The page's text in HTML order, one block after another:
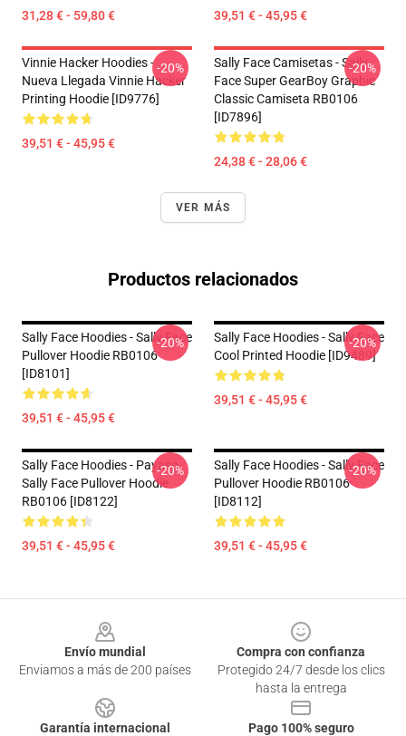
31,28 € - 59,80 € 39,51 € - 45,95 €
Vinnie Hacker Hoodies -
Nueva Llegada Vinnie Hacker
Printing Hoodie [ID9776]
39,51 € - 45,95 €
-20%
Sally Face Camisetas - Sally
Face Super GearBoy Graphic
Classic Camiseta RB0106
[ID7896]
24,38 € - 28,06 €
-20%
VER MÁS
Productos relacionados
Sally Face Hoodies - Sally Face
Pullover Hoodie RB0106
[ID8101]
39,51 € - 45,95 €
-20%
Sally Face Hoodies - Sally Face
Cool Printed Hoodie [ID9489]
39,51 € - 45,95 €
-20%
Sally Face Hoodies - Payaso
Sally Face Pullover Hoodie
RB0106 [ID8122]
39,51 € - 45,95 €
-20%
Sally Face Hoodies - Sally Face
Pullover Hoodie RB0106
[ID8112]
39,51 € - 45,95 €
-20%
Envío mundial
Enviamos a más de 200 países
Compra con confianza
Protegido 24/7 desde los clics
hasta la entrega
Garantía internacional
Pago 100% seguro